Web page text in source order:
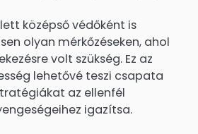
középső védőként is
olyan mérkőzéseken, ahol
volt szükség. Ez az
lehetővé teszi csapata
az ellenfél
igazítsa.